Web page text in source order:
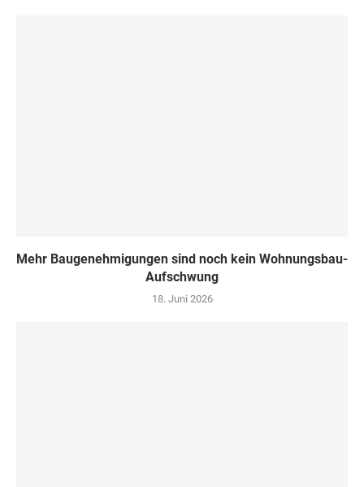
Mehr Baugenehmigungen sind noch kein Wohnungsbau-
Aufschwung
18. Juni 2026